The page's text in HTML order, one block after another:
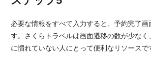
必要な情報をすべて入力すると、予約完了画
す。さくらトラベルは画面遷移の数が少なく
に慣れていない人にとって便利なリソースで